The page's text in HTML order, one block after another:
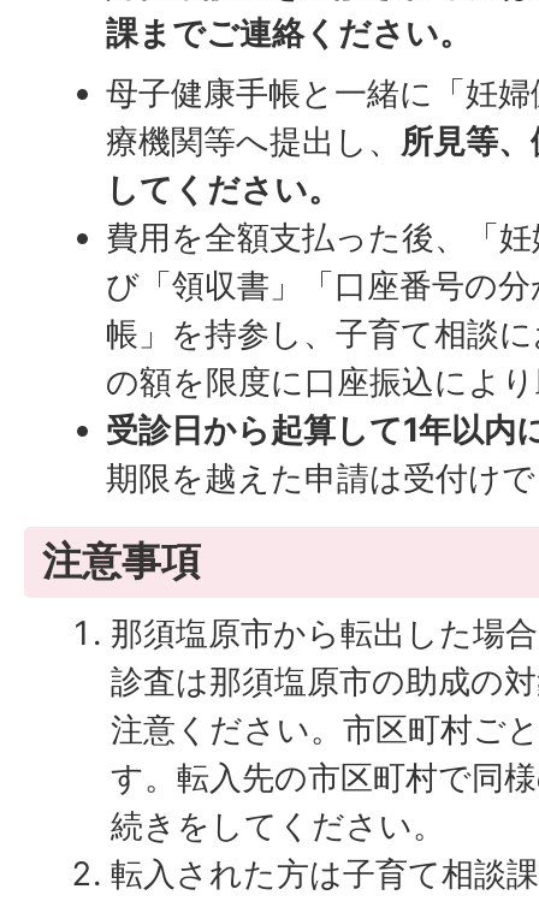
課までご連絡ください。
母子健康手帳と一緒に「妊
療機関等へ提出し、 所見等
してください。
費用を全額支払った後、「
び「領収書」「口座番号の
帳」を持参し、子育て相談
の額を限度に口座振込によ
受診日から起算して1年以内
期限を越えた申請は受付け
注意事項
那須塩原市から転出した場
診査は那須塩原市の助成の
注意ください。市区町村ご
す。転入先の市区町村で同
続きをしてください。
転入された方は子育て相談